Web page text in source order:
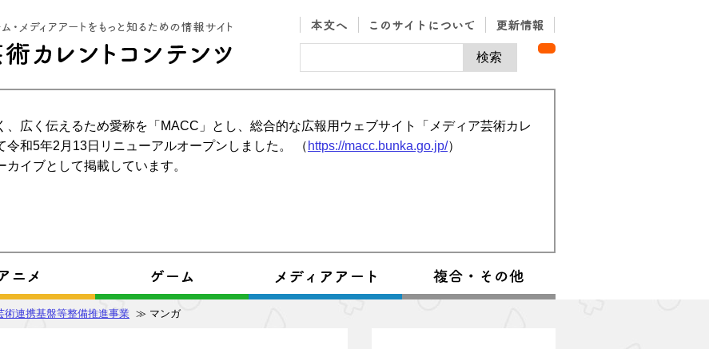
、広く伝えるため愛称を「MACC」とし、総合的な広報用ウェブサイト「メディア芸術カレ
令和5年2月13日リニューアルオープンしました。 （ https://macc.bunka.go.jp/）
イブとして掲載しています。
術連携基盤等整備推進事業 ≫ マンガ